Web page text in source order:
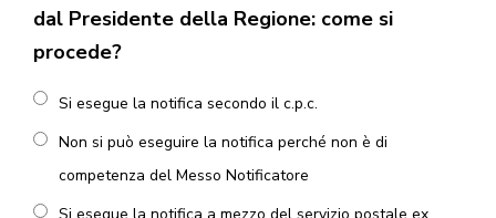
dal Presidente della Regione: come si
procede?
Si esegue la notifica secondo il c.p.c.
Non si può eseguire la notifica perché non è di
competenza del Messo Notificatore